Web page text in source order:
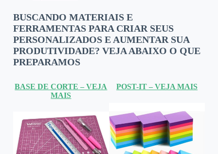
BUSCANDO MATERIAIS E
FERRAMENTAS PARA CRIAR SEUS
PERSONALIZADOS E AUMENTAR SUA
PRODUTIVIDADE? VEJA ABAIXO O QUE
PREPARAMOS
BASE DE CORTE – VEJA
MAIS
POST-IT – VEJA MAIS